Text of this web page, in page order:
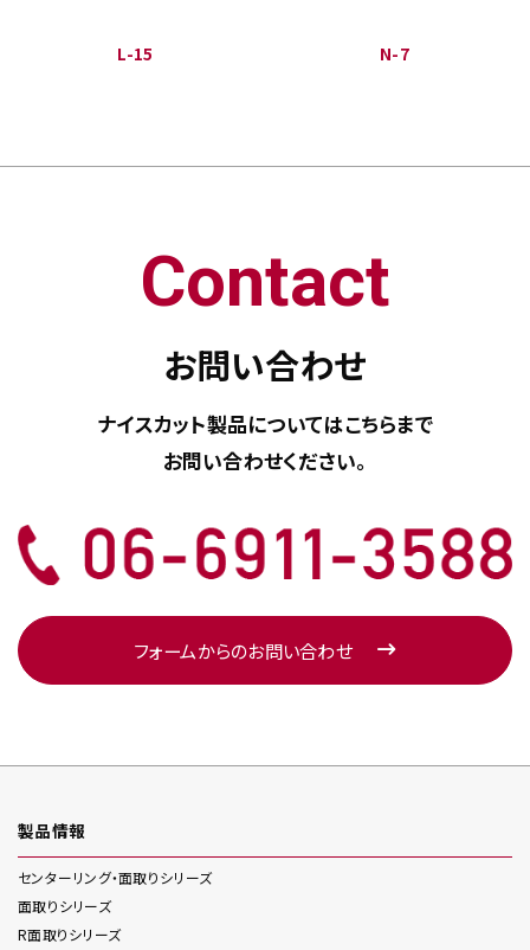
L-15 N-7
Contact
お問い合わせ
ナイスカット製品についてはこちらまで
お問い合わせください。
フォームからのお問い合わせ
製品情報
センターリング・面取りシリーズ
面取りシリーズ
R面取りシリーズ